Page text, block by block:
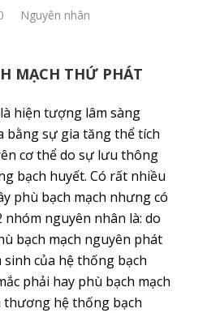
Nguyên nhân
MẠCH THỨ PHÁT
hiện tượng lâm sàng
bằng sự gia tăng thể tích
cơ thể do sự lưu thông
bạch huyết. Có rất nhiều
phù bạch mạch nhưng có
nhóm nguyên nhân là: do
bạch mạch nguyên phát
sinh của hệ thống bạch
phải hay phù bạch mạch
hệ thống bạch